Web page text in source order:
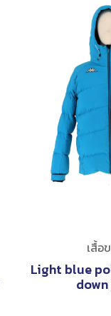
เสื้อ
Light blue